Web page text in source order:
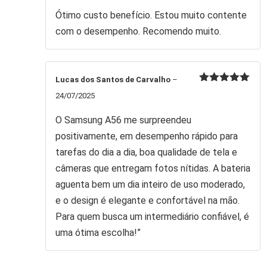
de 5
Ótimo custo benefício. Estou muito contente
com o desempenho. Recomendo muito.
Lucas dos Santos de Carvalho –
24/07/2025
O Samsung A56 me surpreendeu
positivamente, em desempenho rápido para
tarefas do dia a dia, boa qualidade de tela e
câmeras que entregam fotos nítidas. A bateria
aguenta bem um dia inteiro de uso moderado,
e o design é elegante e confortável na mão.
Para quem busca um intermediário confiável, é
uma ótima escolha!”